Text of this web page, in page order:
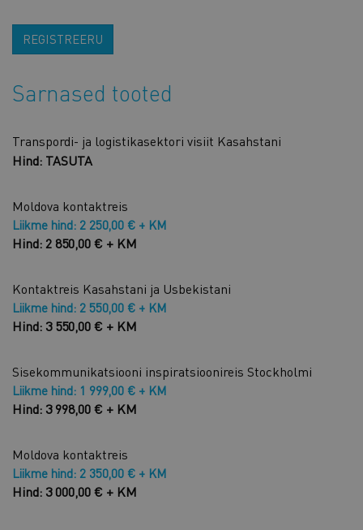
REGISTREERU
Sarnased tooted
Transpordi- ja logistikasektori visiit Kasahstani
Hind: TASUTA
Moldova kontaktreis
Liikme hind: 2 250,00 € + KM
Hind: 2 850,00 € + KM
Kontaktreis Kasahstani ja Usbekistani
Liikme hind: 2 550,00 € + KM
Hind: 3 550,00 € + KM
Sisekommunikatsiooni inspiratsioonireis Stockholmi
Liikme hind: 1 999,00 € + KM
Hind: 3 998,00 € + KM
Moldova kontaktreis
Liikme hind: 2 350,00 € + KM
Hind: 3 000,00 € + KM